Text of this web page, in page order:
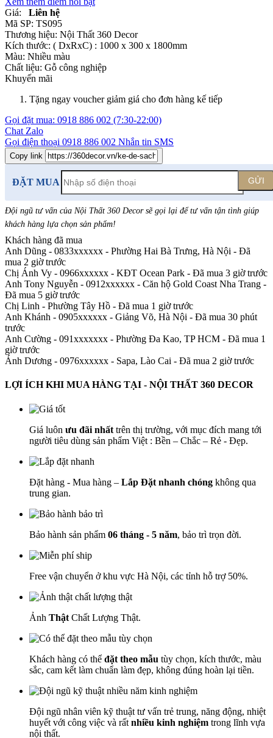
Giá:
Liên hệ
Mã SP: TS095
Thương hiệu: Nội Thất 360 Decor
Kích thước: ( DxRxC) : 1000 x 300 x 1800mm
Màu: Nhiều màu
Chất liệu: Gỗ công nghiệp
Khuyến mãi
Tặng ngay voucher giảm giá cho đơn hàng kế tiếp
Gọi đặt mua: 0918 886 002 (7:30-22:00)
Chat Zalo
Gọi điện thoại 0918 886 002 Nhắn tin SMS
Copy link
ĐẶT MUA GỬI
Đội ngũ tư vấn của Nội Thất 360 Decor sẽ gọi lại để tư vấn tận tình giúp
khách hàng lựa chọn sản phẩm!
Khách hàng đã mua
Anh Dũng - 0833xxxxxx - Phường Hai Bà Trưng, Hà Nội - Đã
mua 2 giờ trước
Chị Ánh Vy - 0966xxxxxx - KĐT Ocean Park - Đã mua 3 giờ trước
Anh Tony Nguyễn - 0912xxxxxx - Căn hộ Gold Coast Nha Trang -
Đã mua 5 giờ trước
Chị Linh - Phường Tây Hồ - Đã mua 1 giờ trước
Anh Khánh - 0905xxxxxx - Giảng Võ, Hà Nội - Đã mua 30 phút
trước
Anh Cường - 091xxxxxxx - Phường Đa Kao, TP HCM - Đã mua 1
giờ trước
Ánh Dương - 0976xxxxxx - Sapa, Lào Cai - Đã mua 2 giờ trước
LỢI ÍCH KHI MUA HÀNG TẠI - NỘI THẤT 360 DECOR
Giá luôn ưu đãi nhất trên thị trường, với mục đích mang tới
người tiêu dùng sản phẩm Việt : Bền – Chắc – Rẻ - Đẹp.
Đặt hàng - Mua hàng – Lắp Đặt nhanh chóng không qua
trung gian.
Bảo hành sản phẩm 06 tháng - 5 năm, bảo trì trọn đời.
Free vận chuyển ở khu vực Hà Nội, các tỉnh hỗ trợ 50%.
Ảnh Thật Chất Lượng Thật.
Khách hàng có thể đặt theo mẫu tùy chọn, kích thước, màu
sắc, cam kết làm chuẩn làm đẹp, không đúng hoàn lại tiền.
Đội ngũ nhân viên kỹ thuật tư vấn trẻ trung, năng động, nhiệt
huyết với công việc và rất nhiều kinh nghiệm trong lĩnh vựa
nội thất.